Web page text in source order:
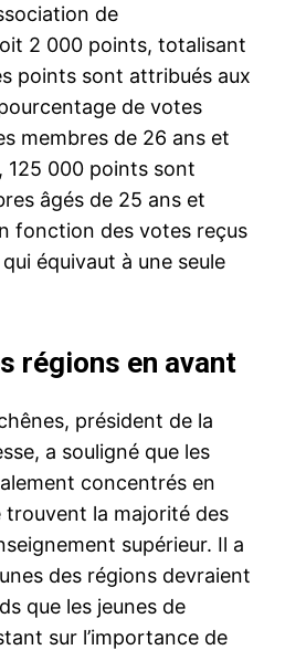
de
2 000 points, totalisant
points sont attribués aux
de votes
membres de 26 ans et
125 000 points sont
âgés de 25 ans et
fonction des votes reçus
équivaut à une seule
régions en avant
président de la
a souligné que les
concentrés en
trouvent la majorité des
supérieur. Il a
des régions devraient
que les jeunes de
sur l’importance de